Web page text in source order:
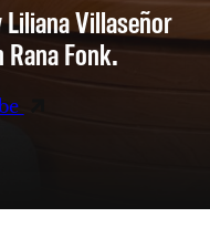
Liliana Villaseñor
Fonk.